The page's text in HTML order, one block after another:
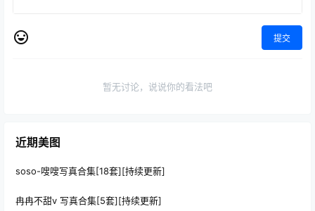
提交
暂无讨论，说说你的看法吧
近期美图
soso-嗖嗖写真合集[18套][持续更新]
冉冉不甜v 写真合集[5套][持续更新]